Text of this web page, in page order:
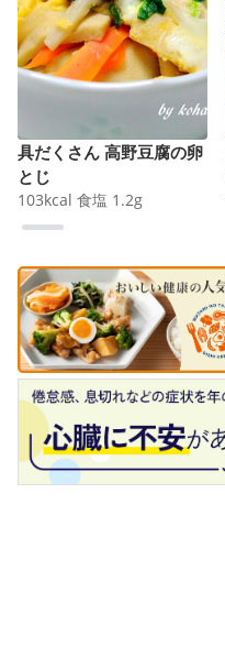
具だくさん 高野豆腐の卵
とじ
103kcal 食塩 1.2g